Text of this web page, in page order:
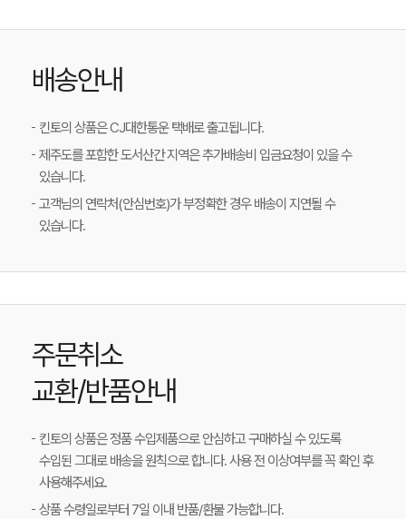
배송안내
킨토의 상품은 CJ대한통운 택배로 출고됩니다.
제주도를 포함한 도서산간 지역은 추가배송비 입금요청이 있을 수
있습니다.
고객님의 연락처(안심번호)가 부정확한 경우 배송이 지연될 수
있습니다.
주문취소
교환/반품안내
킨토의 상품은 정품 수입제품으로 안심하고 구매하실 수 있도록
수입된 그대로 배송을 원칙으로 합니다. 사용 전 이상여부를 꼭 확인 후
사용해주세요.
상품 수령일로부터 7일 이내 반품/환불 가능합니다.